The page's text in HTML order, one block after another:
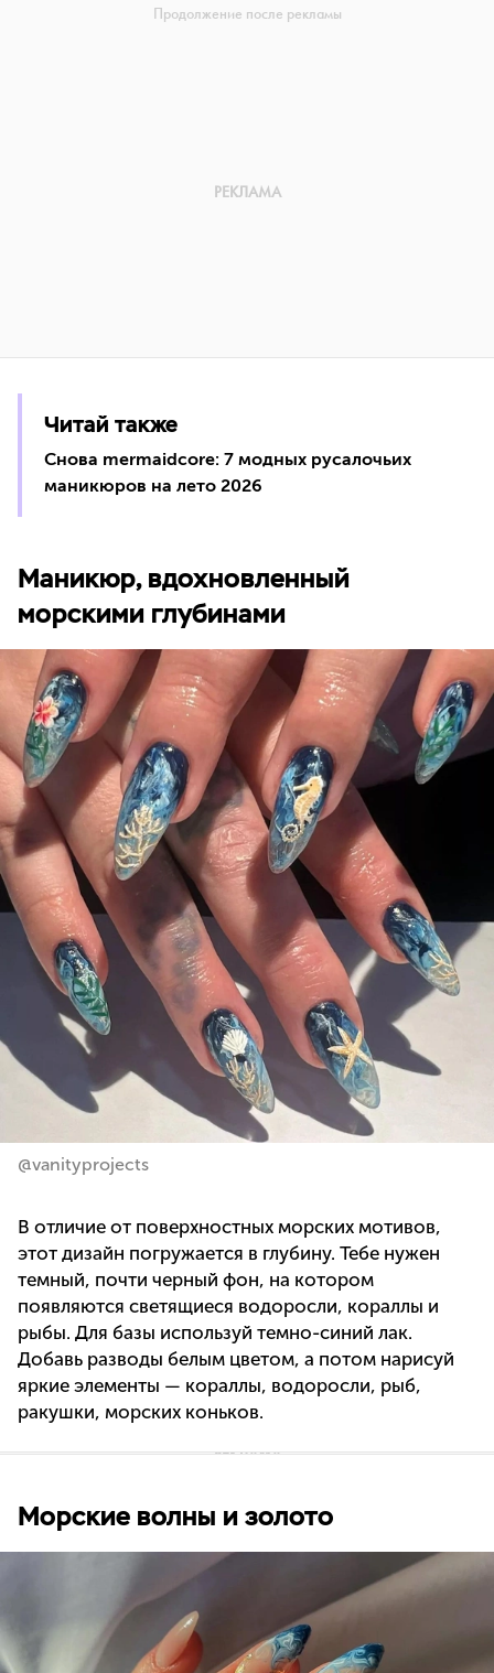
Читай также
Снова mermaidcore: 7 модных русалочьих
маникюров на лето 2026
Маникюр, вдохновленный
морскими глубинами
@vanityprojects
В отличие от поверхностных морских мотивов,
этот дизайн погружается в глубину. Тебе нужен
темный, почти черный фон, на котором
появляются светящиеся водоросли, кораллы и
рыбы. Для базы используй темно-синий лак.
Добавь разводы белым цветом, а потом нарисуй
яркие элементы — кораллы, водоросли, рыб,
ракушки, морских коньков.
Морские волны и золото